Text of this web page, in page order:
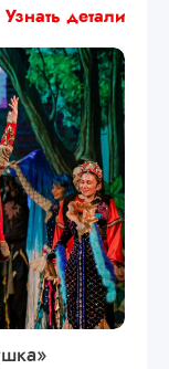
Узнать детали